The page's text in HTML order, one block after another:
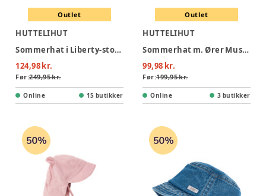
Outlet
HUTTELIHUT
Sommerhat i Liberty-stof - Plumeria
124,98 kr.
Før:249,95 kr.
Online 15 butikker
Outlet
HUTTELIHUT
Sommerhat m. Ører Muslin - Gray Mist
99,98 kr.
Før:199,95 kr.
Online 3 butikker